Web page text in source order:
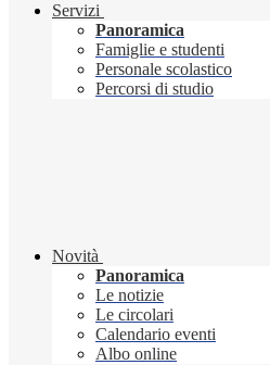
Servizi
Panoramica
Famiglie e studenti
Personale scolastico
Percorsi di studio
Novità
Panoramica
Le notizie
Le circolari
Calendario eventi
Albo online